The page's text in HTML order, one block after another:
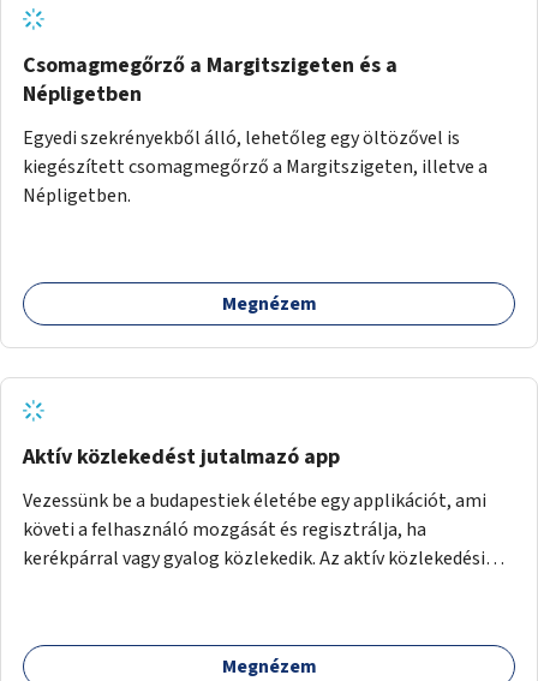
Csomagmegőrző a Margitszigeten és a
Népligetben
Egyedi szekrényekből álló, lehetőleg egy öltözővel is
kiegészített csomagmegőrző a Margitszigeten, illetve a
Népligetben.
Megnézem
Aktív közlekedést jutalmazó app
Vezessünk be a budapestiek életébe egy applikációt, ami
követi a felhasználó mozgását és regisztrálja, ha
kerékpárral vagy gyalog közlekedik. Az aktív közlekedési
felhasználó.
Megnézem